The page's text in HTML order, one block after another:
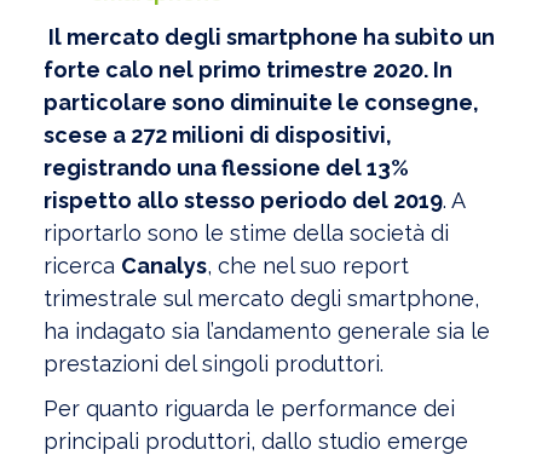
Il mercato degli smartphone ha subìto un
forte calo nel primo trimestre 2020. In
particolare sono diminuite le consegne,
scese a 272 milioni di dispositivi,
registrando una flessione del 13%
rispetto allo stesso periodo del 2019. A
riportarlo sono le stime della società di
ricerca Canalys, che nel suo report
trimestrale sul mercato degli smartphone,
ha indagato sia l’andamento generale sia le
prestazioni del singoli produttori.
Per quanto riguarda le performance dei
principali produttori, dallo studio emerge